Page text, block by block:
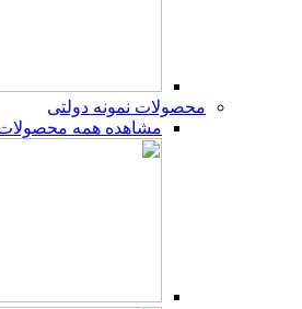
محصولات نمونه دولتی
مشاهده همه محصولات